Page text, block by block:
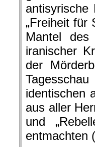
„Freiheit für
Mantel des
iranischer
der
identischen
aus aller
und
entmachten